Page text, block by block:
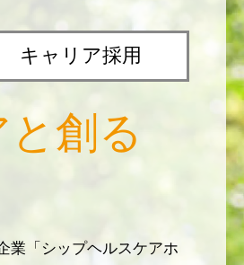
キャリア採用
創る
業「シップヘルスケアホ